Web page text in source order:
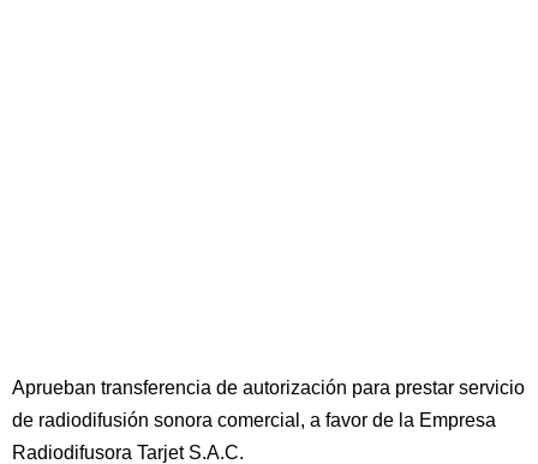
Aprueban transferencia de autorización para prestar servicio
de radiodifusión sonora comercial, a favor de la Empresa
Radiodifusora Tarjet S.A.C.